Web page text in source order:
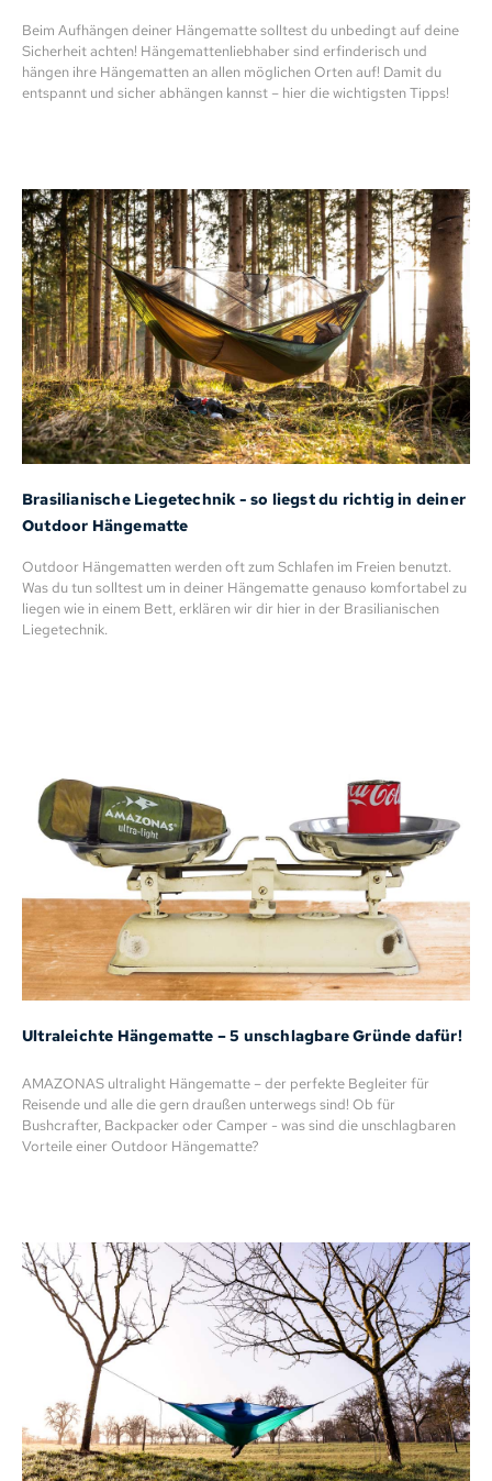
Beim Aufhängen deiner Hängematte solltest du unbedingt auf deine
Sicherheit achten! Hängemattenliebhaber sind erfinderisch und
hängen ihre Hängematten an allen möglichen Orten auf! Damit du
entspannt und sicher abhängen kannst – hier die wichtigsten Tipps!
Brasilianische Liegetechnik - so liegst du richtig in deiner
Outdoor Hängematte
Outdoor Hängematten werden oft zum Schlafen im Freien benutzt.
Was du tun solltest um in deiner Hängematte genauso komfortabel zu
liegen wie in einem Bett, erklären wir dir hier in der Brasilianischen
Liegetechnik.
Ultraleichte Hängematte – 5 unschlagbare Gründe dafür!
AMAZONAS ultralight Hängematte – der perfekte Begleiter für
Reisende und alle die gern draußen unterwegs sind! Ob für
Bushcrafter, Backpacker oder Camper - was sind die unschlagbaren
Vorteile einer Outdoor Hängematte?